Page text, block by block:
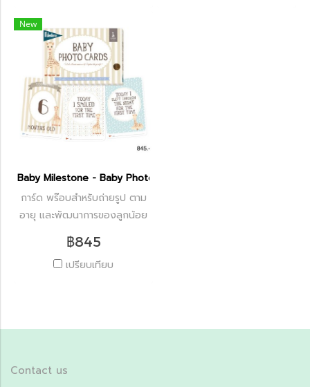
New
Baby Milestone - Baby Photo Cards
การ์ด พร๊อบสำหรับถ่ายรูป ตาม
อายุ และพัฒนาการของลูกน้อย
฿845
เปรียบเทียบ
Contact us